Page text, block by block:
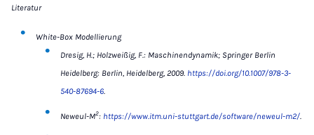
Literatur
White-Box Modellierung
Dresig, H.; Holzweißig, F.: Maschinendynamik; Springer Berlin
Heidelberg: Berlin, Heidelberg, 2009. https://doi.org/10.1007/978-3-
540-87694-6
Neweul-M2: https://www.itm.uni-stuttgart.de/software/neweul-m2/